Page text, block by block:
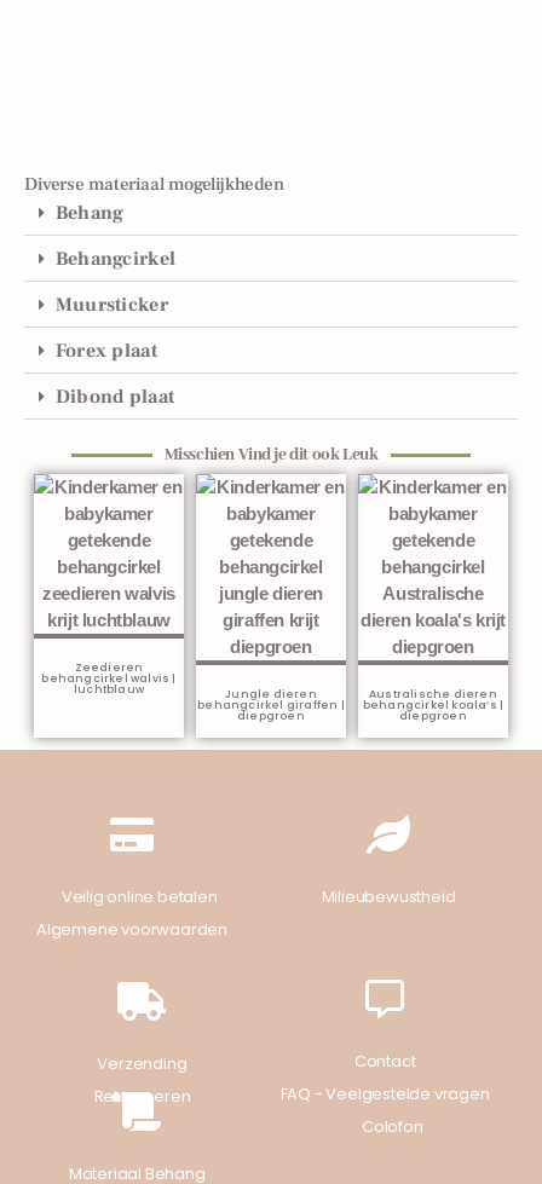
Diverse materiaal mogelijkheden
Behang
Behangcirkel
Muursticker
Forex plaat
Dibond plaat
Misschien Vind je dit ook Leuk
Gerelateerde producten
Zeedieren
behangcirkel walvis |
luchtblauw Jungle dieren
behangcirkel giraffen |
diepgroen
Australische dieren
behangcirkel koala’s |
diepgroen
Veilig online betalen
Algemene voorwaarden
Milieubewustheid
Verzending
Retourneren
Contact
FAQ - Veelgestelde vragen
Colofon
Materiaal Behang